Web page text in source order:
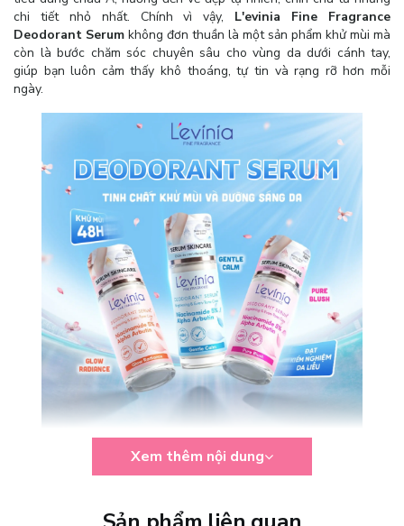
chi tiết nhỏ nhất. Chính vì vậy, L'evinia Fine Fragrance
Deodorant Serum không đơn thuần là một sản phẩm khử mùi mà
còn là bước chăm sóc chuyên sâu cho vùng da dưới cánh tay,
giúp bạn luôn cảm thấy khô thoáng, tự tin và rạng rỡ hơn mỗi
ngày.
Công dụng nổi bật của Deodorant Serum
chăm sóc da chuyên biệt, Deodorant Serum không chỉ mang đến
Xem thêm nội dung